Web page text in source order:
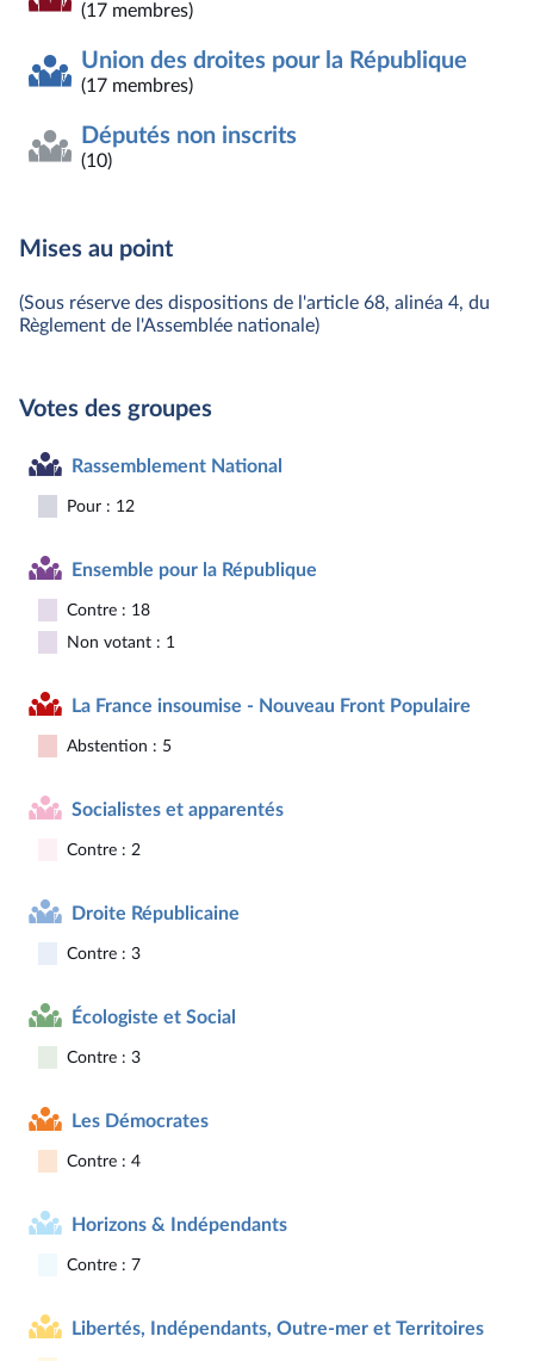
(17 membres)
Union des droites pour la République
(17 membres)
Députés non inscrits
(10)
Mises au point
(Sous réserve des dispositions de l'article 68, alinéa 4, du
Règlement de l'Assemblée nationale)
Votes des groupes
Rassemblement National
Pour : 12
Ensemble pour la République
Contre : 18
Non votant : 1
La France insoumise - Nouveau Front Populaire
Abstention : 5
Socialistes et apparentés
Contre : 2
Droite Républicaine
Contre : 3
Écologiste et Social
Contre : 3
Les Démocrates
Contre : 4
Horizons & Indépendants
Contre : 7
Libertés, Indépendants, Outre-mer et Territoires